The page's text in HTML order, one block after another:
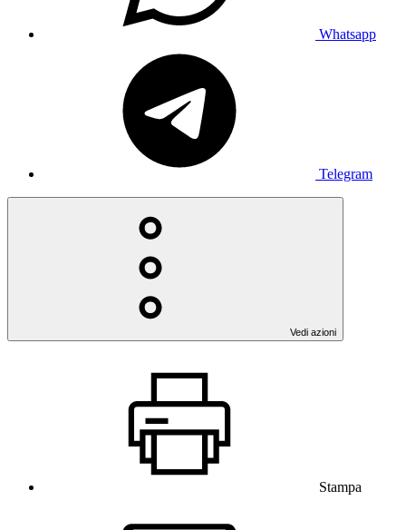
Whatsapp
Telegram
Vedi azioni
Stampa